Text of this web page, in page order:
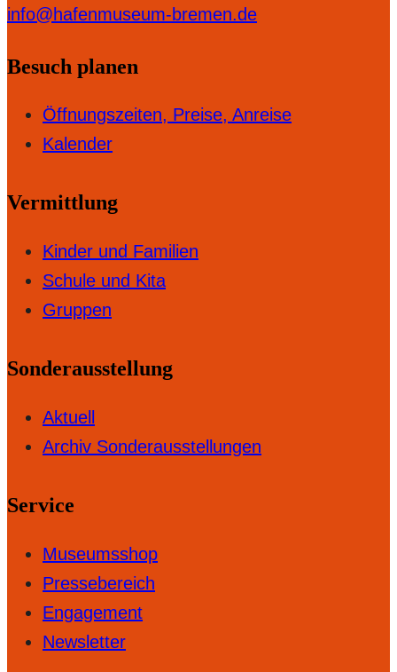
info@hafenmuseum-bremen.de
Besuch planen
Öffnungszeiten, Preise, Anreise
Kalender
Vermittlung
Kinder und Familien
Schule und Kita
Gruppen
Sonderausstellung
Aktuell
Archiv Sonderausstellungen
Service
Museumsshop
Pressebereich
Engagement
Newsletter